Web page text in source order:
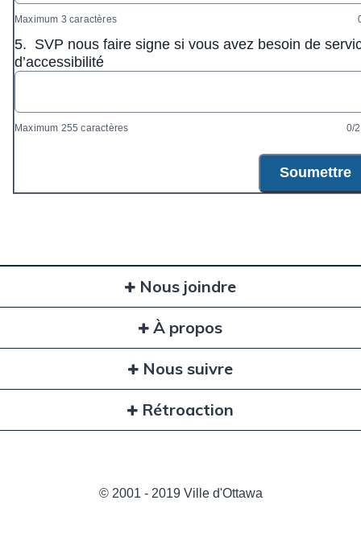
Maximum 3 caractères
5. SVP nous faire signe si vous avez besoin de
d’accessibilité
Maximum 255 caractères 0/
Soumettre
Nous joindre
À propos
Nous suivre
Rétroaction
© 2001 - 2019 Ville d'Ottawa